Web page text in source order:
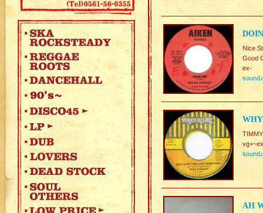
Nice
Good
ex-
sound♪
sound♪
AH